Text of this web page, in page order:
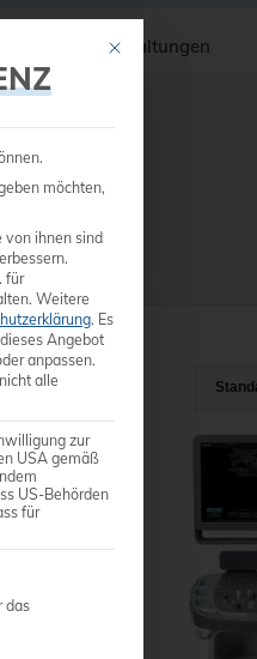
Veranstaltungen
Mit diesem Button
möchten,
von ihnen sind
für
Weitere
. Es
Angebot
anpassen.
alle
zur
USA gemäß
US-Behörden
für
erteilt werden kann.
das